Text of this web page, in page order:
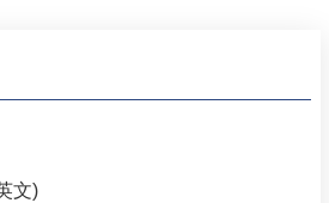
文)